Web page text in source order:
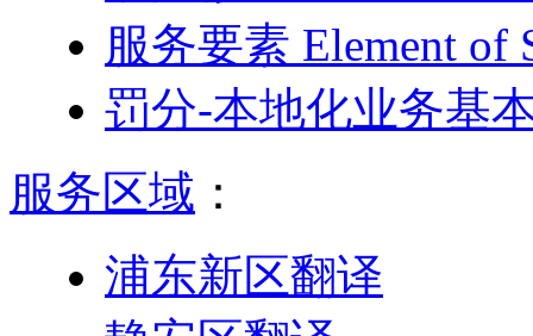
服务要素 Element of
罚分-本地化业务基
服务区域 ：
浦东新区翻译